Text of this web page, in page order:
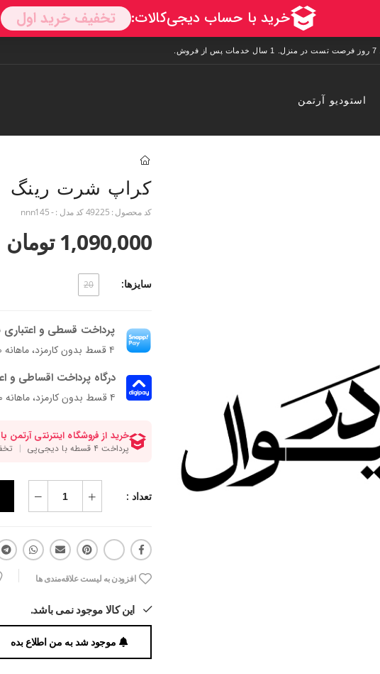
استودیو آرتمن
کراپ شرت رینگ
کد محصول : 49225کد مدل :- nnn145
1,090,000 تومان
سایزها: 20
پرداخت قسطی و اعتباری
۴ قسط بدون کارمزد، ماهانه ۲۷۲٬۵۰۰ تومان
درگاه پرداخت اقساطی و
۴ قسط بدون کارمزد، ماهانه 272,500 تومان
تعداد :
افزودن به لیست علاقه‌مندی ها
این کالا موجود نمی باشد.
موجود شد به من اطلاع بده